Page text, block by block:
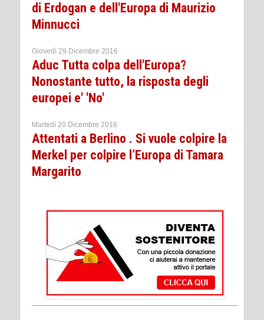
di Erdogan e dell'Europa di Maurizio
Minnucci
Giovedì 29 Dicembre 2016
Aduc Tutta colpa dell'Europa?
Nonostante tutto, la risposta degli
europei e' 'No'
Martedì 20 Dicembre 2016
Attentati a Berlino . Si vuole colpire la
Merkel per colpire l’Europa di Tamara
Margarito